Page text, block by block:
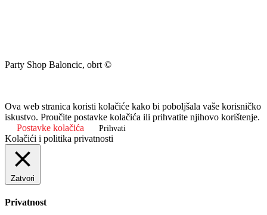
Party Shop Baloncic, obrt ©
Ova web stranica koristi kolačiće kako bi poboljšala vaše korisničko
iskustvo. Proučite postavke kolačića ili prihvatite njihovo korištenje.
Postavke kolačića
Prihvati
Kolačići i politika privatnosti
Zatvori
Privatnost